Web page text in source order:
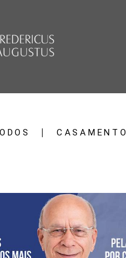
CASAMENTO